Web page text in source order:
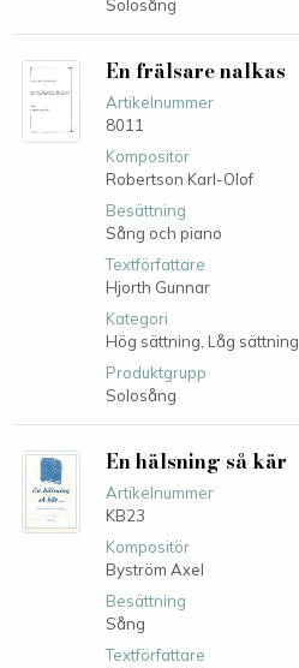
Solosång
En frälsare nalkas
Artikelnummer
8011
Kompositör
Robertson Karl-Olof
Besättning
Sång och piano
Textförfattare
Hjorth Gunnar
Kategori
Hög sättning, Låg sättning
Produktgrupp
Solosång
En hälsning så kär
Artikelnummer
KB23
Kompositör
Byström Axel
Besättning
Sång
Textförfattare